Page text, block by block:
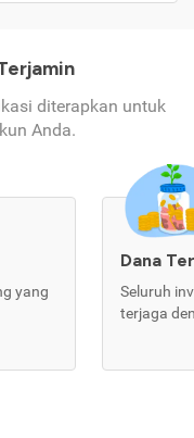
diterapkan untuk
Anda.
yang
Dana
Seluruh
terjaga